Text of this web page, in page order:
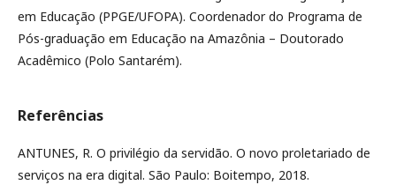
em Educação (PPGE/UFOPA). Coordenador do Programa de
Pós-graduação em Educação na Amazônia – Doutorado
Acadêmico (Polo Santarém).
Referências
ANTUNES, R. O privilégio da servidão. O novo proletariado de
serviços na era digital. São Paulo: Boitempo, 2018.